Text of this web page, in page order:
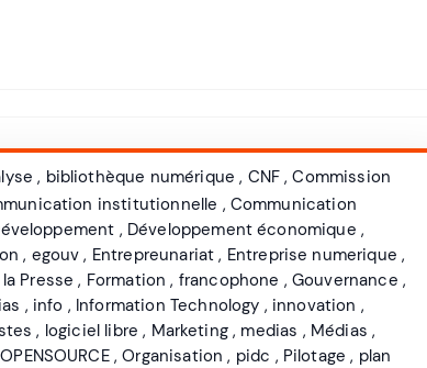
, bibliothèque numérique , CNF ,Commission
institutionnelle , Communication
, Développement économique ,
, egouv , Entrepreunariat , Entreprise numerique ,
Presse , Formation , francophone , Gouvernance ,
, info , Information Technology , innovation ,
, logiciel libre , Marketing, medias , Médias ,
OPENSOURCE,Organisation , pidc , Pilotage , plan